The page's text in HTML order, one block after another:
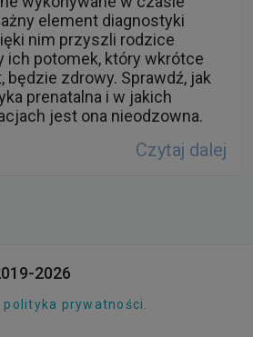
element diagnostyki
nim przyszli rodzice
ich potomek, który wkrótce
będzie zdrowy. Sprawdź, jak
prenatalna i w jakich
jest ona nieodzowna.
Czytaj dalej
2026
prywatności.